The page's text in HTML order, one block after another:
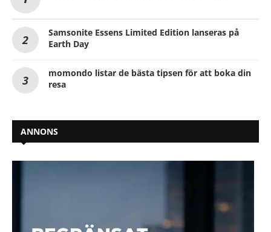
Samsonite Essens Limited Edition lanseras på
Earth Day
momondo listar de bästa tipsen för att boka din
resa
ANNONS